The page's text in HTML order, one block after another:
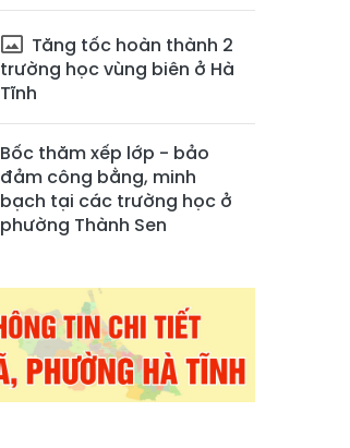
Tăng tốc hoàn thành 2
trường học vùng biên ở Hà
Tĩnh
Bốc thăm xếp lớp - bảo
đảm công bằng, minh
bạch tại các trường học ở
phường Thành Sen